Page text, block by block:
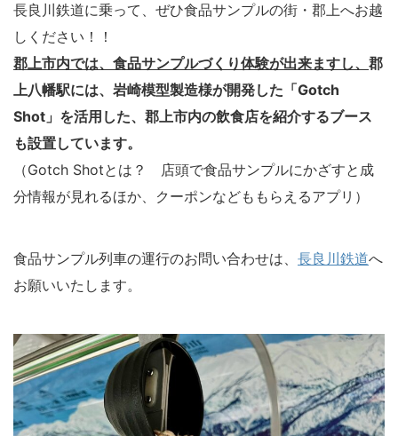
長良川鉄道に乗って、ぜひ食品サンプルの街・郡上へお越
しください！！
郡上市内では、食品サンプルづくり体験が出来ますし、 郡
上八幡駅には、岩崎模型製造様が開発した「Gotch
Shot」を活用した、郡上市内の飲食店を紹介するブース
も設置しています。
（Gotch Shotとは？ 店頭で食品サンプルにかざすと成
分情報が見れるほか、クーポンなどももらえるアプリ）
食品サンプル列車の運行のお問い合わせは、 長良川鉄道へ
お願いいたします。